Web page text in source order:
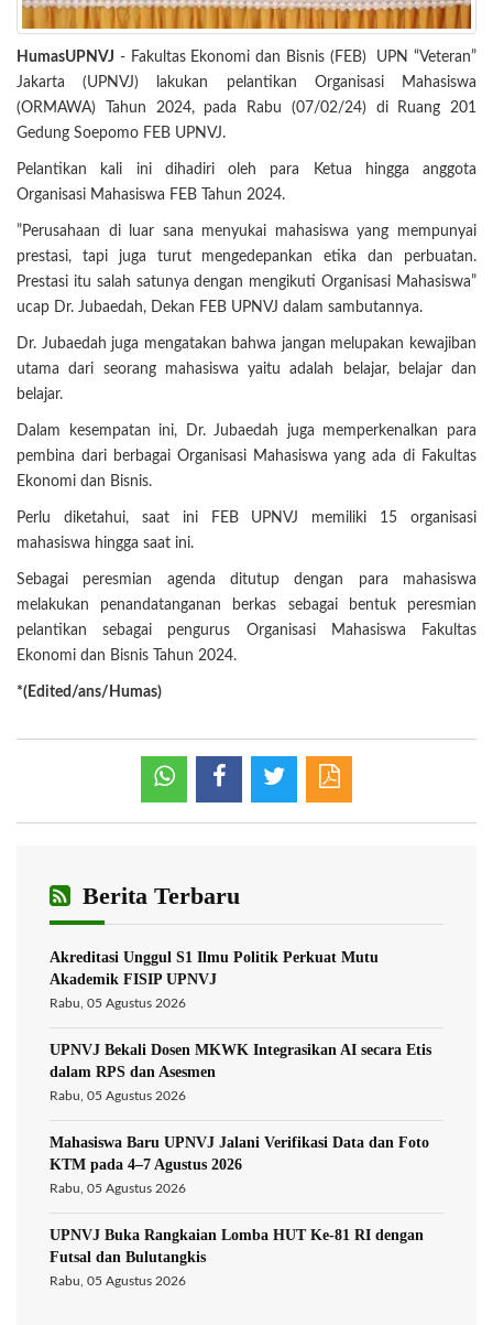
HumasUPNVJ - Fakultas Ekonomi dan Bisnis (FEB) UPN “Veteran”
Jakarta (UPNVJ) lakukan pelantikan Organisasi Mahasiswa
(ORMAWA) Tahun 2024, pada Rabu (07/02/24) di Ruang 201
Gedung Soepomo FEB UPNVJ.
Pelantikan kali ini dihadiri oleh para Ketua hingga anggota
Organisasi Mahasiswa FEB Tahun 2024.
”Perusahaan di luar sana menyukai mahasiswa yang mempunyai
prestasi, tapi juga turut mengedepankan etika dan perbuatan.
Prestasi itu salah satunya dengan mengikuti Organisasi Mahasiswa”
ucap Dr. Jubaedah, Dekan FEB UPNVJ dalam sambutannya.
Dr. Jubaedah juga mengatakan bahwa jangan melupakan kewajiban
utama dari seorang mahasiswa yaitu adalah belajar, belajar dan
belajar.
Dalam kesempatan ini, Dr. Jubaedah juga memperkenalkan para
pembina dari berbagai Organisasi Mahasiswa yang ada di Fakultas
Ekonomi dan Bisnis.
Perlu diketahui, saat ini FEB UPNVJ memiliki 15 organisasi
mahasiswa hingga saat ini.
Sebagai peresmian agenda ditutup dengan para mahasiswa
melakukan penandatanganan berkas sebagai bentuk peresmian
pelantikan sebagai pengurus Organisasi Mahasiswa Fakultas
Ekonomi dan Bisnis Tahun 2024.
*(Edited/ans/Humas)
Berita Terbaru
Akreditasi Unggul S1 Ilmu Politik Perkuat Mutu
Akademik FISIP UPNVJ
Rabu, 05 Agustus 2026
UPNVJ Bekali Dosen MKWK Integrasikan AI secara Etis
dalam RPS dan Asesmen
Rabu, 05 Agustus 2026
Mahasiswa Baru UPNVJ Jalani Verifikasi Data dan Foto
KTM pada 4–7 Agustus 2026
Rabu, 05 Agustus 2026
UPNVJ Buka Rangkaian Lomba HUT Ke-81 RI dengan
Futsal dan Bulutangkis
Rabu, 05 Agustus 2026